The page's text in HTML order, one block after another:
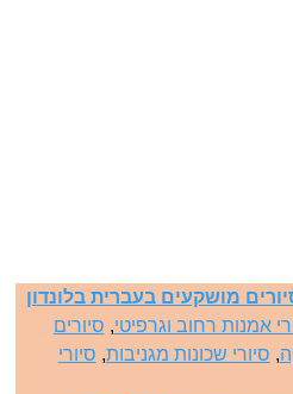
מושקעים בעברית בלונדון
אמנות רחוב וגרפיטי, סיורים
, סיורי שכונות מגניבות, סיורי